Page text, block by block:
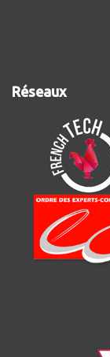
Réseaux